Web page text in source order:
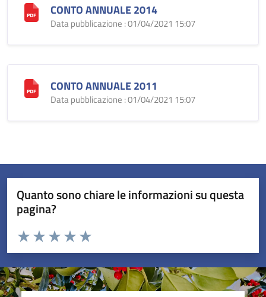
CONTO ANNUALE 2014
Data pubblicazione : 01/04/2021 15:07
CONTO ANNUALE 2011
Data pubblicazione : 01/04/2021 15:07
Quanto sono chiare le informazioni su questa
pagina?
Valuta da 1 a 5 stelle la pagina
Valuta 5 stelle su 5
Valuta 4 stelle su 5
Valuta 3 stelle su 5
Valuta 2 stelle su 5
Valuta 1 stelle su 5